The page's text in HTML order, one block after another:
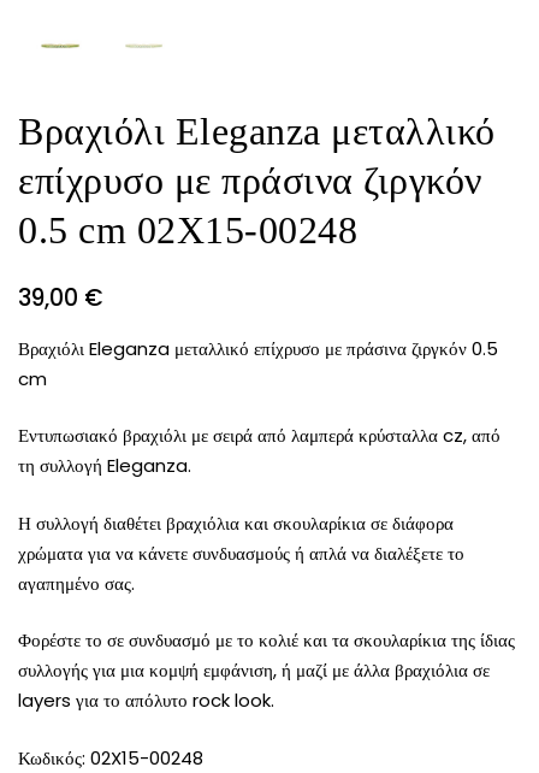
Βραχιόλι Eleganza μεταλλικό
επίχρυσο με πράσινα ζιργκόν
0.5 cm 02X15-00248
39,00 €
Βραχιόλι Eleganza μεταλλικό επίχρυσο με πράσινα ζιργκόν 0.5
cm
Εντυπωσιακό βραχιόλι με σειρά από λαμπερά κρύσταλλα cz, από
τη συλλογή Eleganza.
Η συλλογή διαθέτει βραχιόλια και σκουλαρίκια σε διάφορα
χρώματα για να κάνετε συνδυασμούς ή απλά να διαλέξετε το
αγαπημένο σας.
Φορέστε το σε συνδυασμό με το κολιέ και τα σκουλαρίκια της ίδιας
συλλογής για μια κομψή εμφάνιση, ή μαζί με άλλα βραχιόλια σε
layers για το απόλυτο rock look.
Κωδικός: 02X15-00248